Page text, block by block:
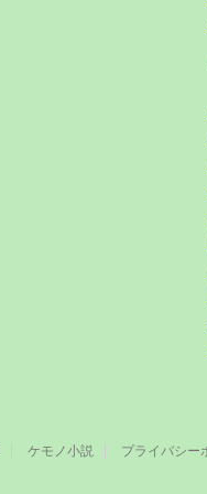
ケモノ小説 プライバシー